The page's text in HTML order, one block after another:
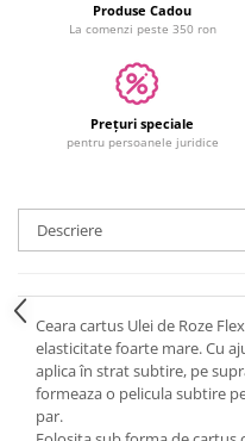
Produse Cadou
La comenzi peste 350 ron
Prețuri speciale
pentru persoanele juridice
Descriere
Ceara cartus Ulei de Roze
elasticitate foarte mare. Cu
aplica în strat subtire, pe
formeaza o pelicula subtire
par.